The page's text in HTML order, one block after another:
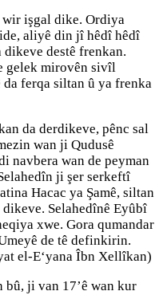
işgal dike. Ordiya
aliyê din jî hêdî hêdî
destê frenkan.
gelek mirovên sivîl
ferqa siltan û ya frenka
da derdikeve, pênc sal
wan ji Qudusê
navbera wan de peyman
ji şer serkeftî
Hacac ya Şamê, siltan
Selahedînê Eyûbî
xwe. Gora qumandar
de tê definkirin.
el-E‘yana Îbn Xellîkan)
bû, ji van 17’ê wan kur